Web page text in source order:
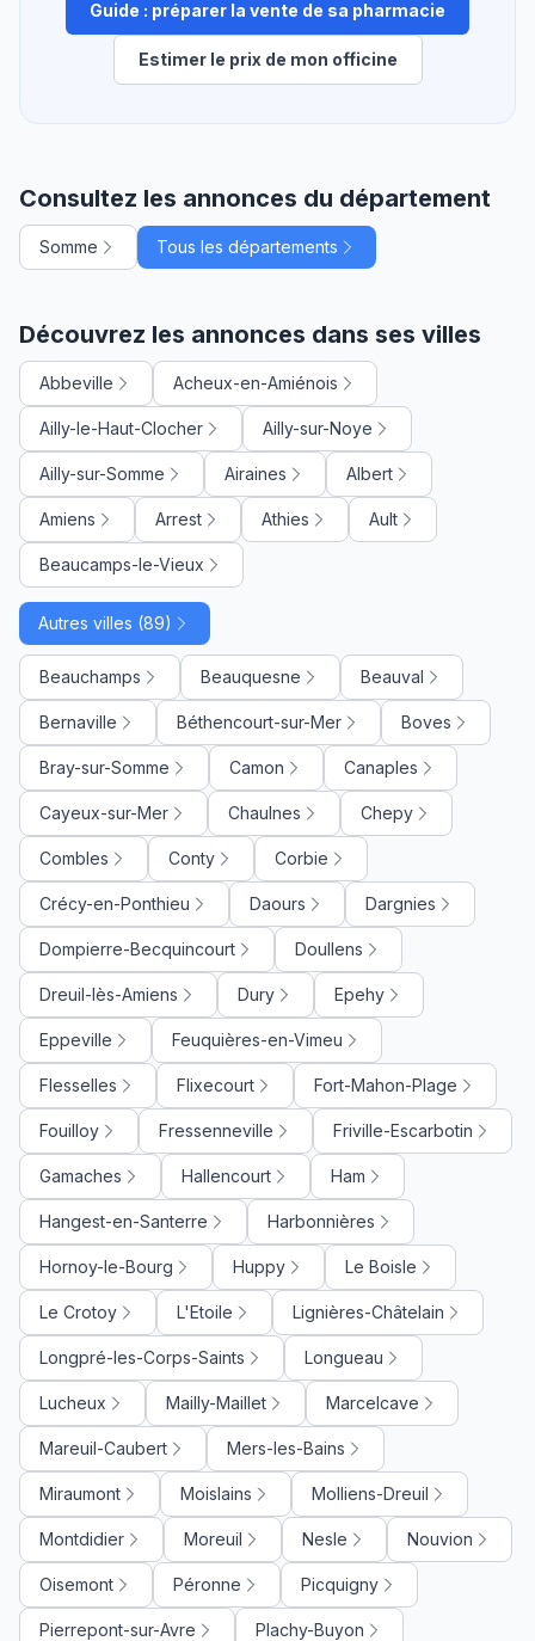
Guide : préparer la vente de sa pharmacie
Estimer le prix de mon officine
Consultez les annonces du département
Somme Tous les départements
Découvrez les annonces dans ses villes
Abbeville Acheux-en-Amiénois
Ailly-le-Haut-Clocher Ailly-sur-Noye
Ailly-sur-Somme Airaines Albert
Amiens Arrest Athies Ault
Beaucamps-le-Vieux
Autres villes (89)
Beauchamps Beauquesne Beauval
Bernaville Béthencourt-sur-Mer Boves
Bray-sur-Somme Camon Canaples
Cayeux-sur-Mer Chaulnes Chepy
Combles Conty Corbie
Crécy-en-Ponthieu Daours Dargnies
Dompierre-Becquincourt Doullens
Dreuil-lès-Amiens Dury Epehy
Eppeville Feuquières-en-Vimeu
Flesselles Flixecourt Fort-Mahon-Plage
Fouilloy Fressenneville Friville-Escarbotin
Gamaches Hallencourt Ham
Hangest-en-Santerre Harbonnières
Hornoy-le-Bourg Huppy Le Boisle
Le Crotoy L'Etoile Lignières-Châtelain
Longpré-les-Corps-Saints Longueau
Lucheux Mailly-Maillet Marcelcave
Mareuil-Caubert Mers-les-Bains
Miraumont Moislains Molliens-Dreuil
Montdidier Moreuil Nesle Nouvion
Oisemont Péronne Picquigny
Pierrepont-sur-Avre Plachy-Buyon